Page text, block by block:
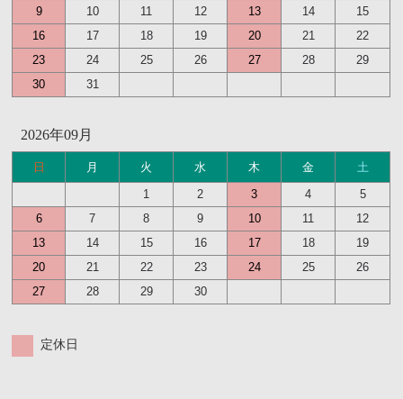
9
10 11 12 13 14
15
16
17 18 19 20 21
22
23
24 25 26 27 28
29
30
31
2026年09月
日 月 火 水 木 金
土
1
2 3 4
5
6
7 8 9 10 11
12
13
14 15 16 17 18
19
20
21 22 23 24 25
26
27
28 29 30
定休日